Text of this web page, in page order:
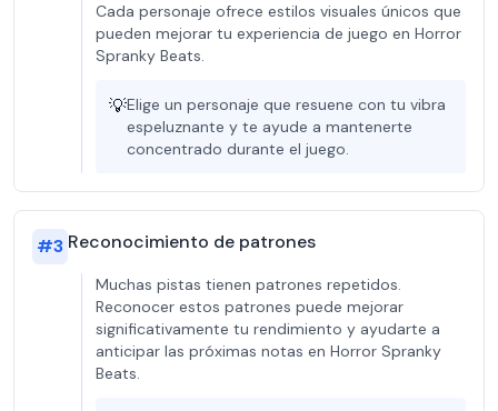
Cada personaje ofrece estilos visuales únicos que
pueden mejorar tu experiencia de juego en Horror
Spranky Beats.
💡Elige un personaje que resuene con tu vibra
espeluznante y te ayude a mantenerte
concentrado durante el juego.
#3 Reconocimiento de patrones
Muchas pistas tienen patrones repetidos.
Reconocer estos patrones puede mejorar
significativamente tu rendimiento y ayudarte a
anticipar las próximas notas en Horror Spranky
Beats.